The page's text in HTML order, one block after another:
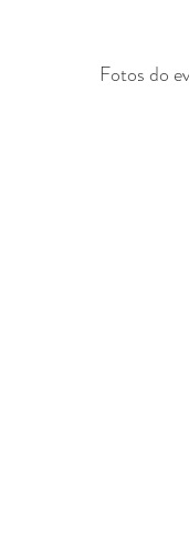
Fotos do